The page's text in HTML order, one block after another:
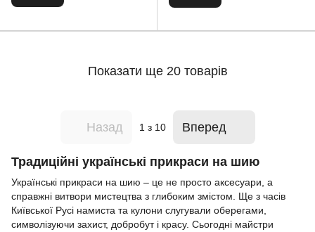
Показати ще 20 товарів
Назад 1 з 10 Вперед
Традиційні українські прикраси на шию
Українські прикраси на шию – це не просто аксесуари, а
справжні витвори мистецтва з глибоким змістом. Ще з часів
Київської Русі намиста та кулони слугували оберегами,
символізуючи захист, добробут і красу. Сьогодні майстри